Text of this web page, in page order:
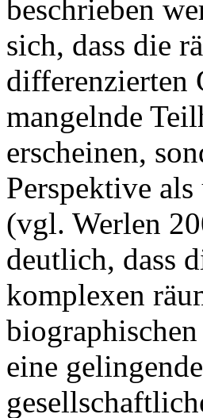
beschrieben
sich, dass die
differenzierten
mangelnde
erscheinen,
Perspektive
(vgl. Werlen
deutlich, dass
komplexen
eine